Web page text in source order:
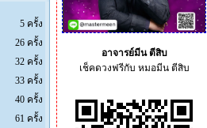
5 ครั้ง
26 ครั้ง
32 ครั้ง
33 ครั้ง
40 ครั้ง
61 ครั้ง
อาจารย์มีน ตีสิบ
เช็คดวงฟรีกับ หมอมีน ตีสิบ